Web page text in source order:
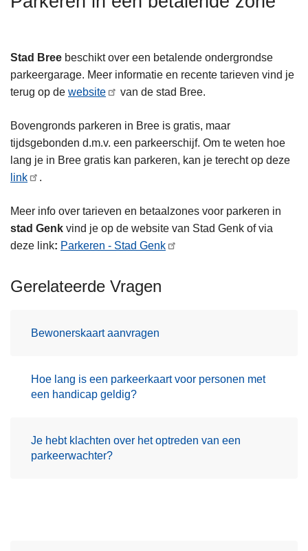
Stad Bree beschikt over een betalende ondergrondse
parkeergarage. Meer informatie en recente tarieven vind je
terug op de website van de stad Bree.
Bovengronds parkeren in Bree is gratis, maar
tijdsgebonden d.m.v. een parkeerschijf. Om te weten hoe
lang je in Bree gratis kan parkeren, kan je terecht op deze
link
.
Meer info over tarieven en betaalzones voor parkeren in
stad Genk vind je op de website van Stad Genk of via
deze link: Parkeren - Stad Genk
Gerelateerde Vragen
Bewonerskaart aanvragen
Hoe lang is een parkeerkaart voor personen met
een handicap geldig?
Je hebt klachten over het optreden van een
parkeerwachter?